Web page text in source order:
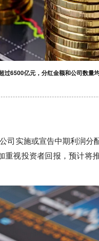
6500亿元，分红金额和公司数量均
司实施或宣告中期利润分
视投资者回报，预计将